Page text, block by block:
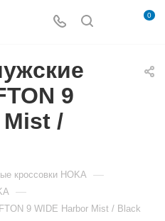
0
9
Mist /
кроссовки HOKA —
—
9 WIDE Harbor Mist / Black